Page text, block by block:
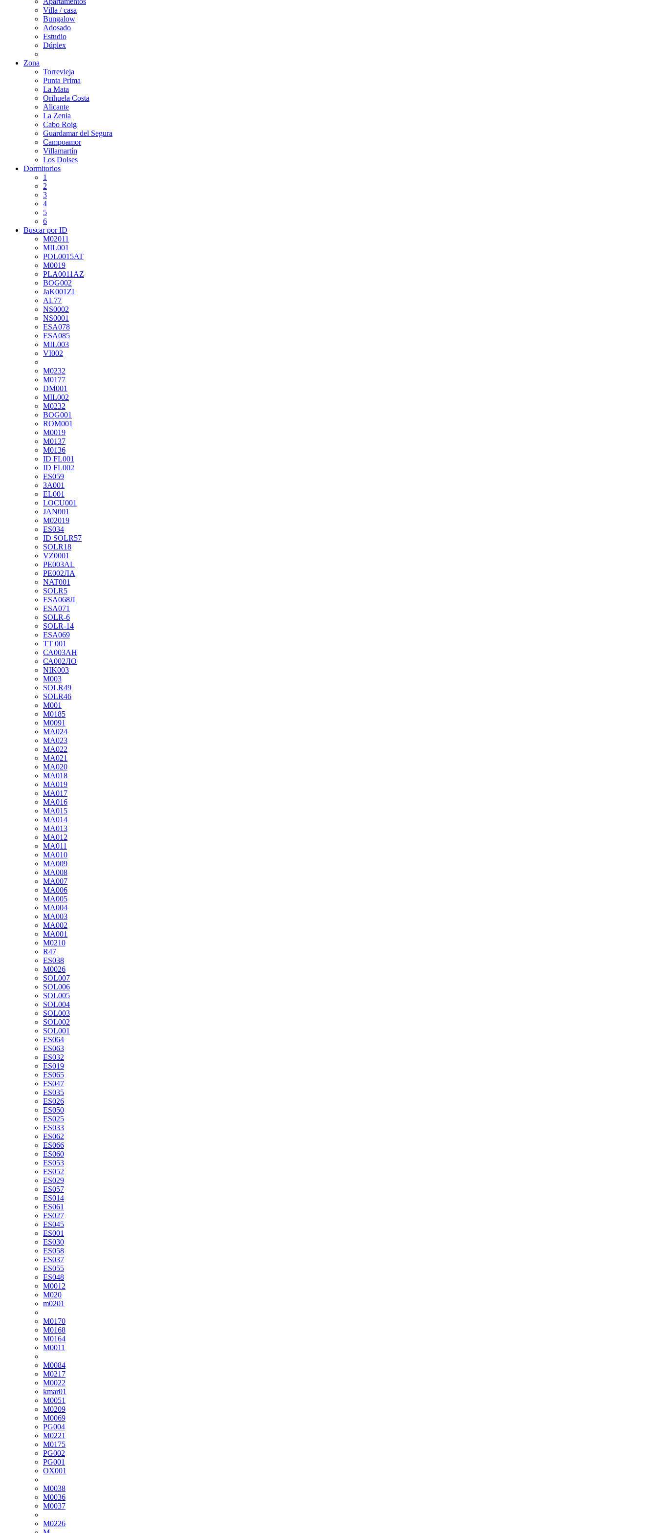
Villa / casa
Bungalow
Adosado
Estudio
Dúplex
Zona
Torrevieja
Punta Prima
La Mata
Orihuela Costa
Alicante
La Zenia
Cabo Roig
Guardamar del Segura
Campoamor
Villamartín
Los Dolses
Dormitorios
1
2
3
4
5
6
Buscar por ID
M02011
MIL001
POL0015AT
M0019
PLA0011AZ
BOG002
JaK001ZL
AL77
NS0002
NS0001
ESA078
ESA085
MIL003
VI002
М0232
М0177
DM001
MIL002
M0232
BOG001
ROM001
М0019
М0137
М0136
ID FL001
ID FL002
ES059
ЗА001
EL001
LOCU001
JAN001
М02019
ES034
ID SOLR57
SOLR18
VZ0001
РЕ003АL
PE002ЛА
NAT001
SOLR5
ESA068Л
ESA071
SOLR-6
SOLR-14
ESA069
TT 001
СА003АН
СА002ЛО
NIK003
М003
SOLR49
SOLR46
М001
М0185
М0091
MA024
MA023
MA022
MA021
MA020
MA018
MA019
MA017
MA016
MA015
MA014
MA013
MA012
MA011
MA010
MA009
MA008
MA007
MA006
MA005
MA004
MA003
MA002
MA001
М0210
R47
ES038
М0026
SOL007
SOL006
SOL005
SOL004
SOL003
SOL002
SOL001
ES064
ES063
ES032
ES019
ES065
ES047
ES035
ES026
ES050
ES025
ES033
ES062
ES066
ES060
ES053
ES052
ES029
ES057
ES014
ES061
ES027
ES045
ES001
ES030
ES058
ES037
ES055
ES048
M0012
M020
m0201
M0170
M0168
M0164
M0011
M0084
M0217
M0022
kmar01
M0051
M0209
M0069
PG004
M0221
M0175
PG002
PG001
OX001
M0038
M0036
M0037
M0226